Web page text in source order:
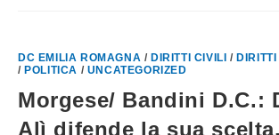
DC EMILIA ROMAGNA / DIRITTI CIVILI / DIRITTI
/ POLITICA / UNCATEGORIZED
Morgese/ Bandini D.C.:
Alì difende la sua